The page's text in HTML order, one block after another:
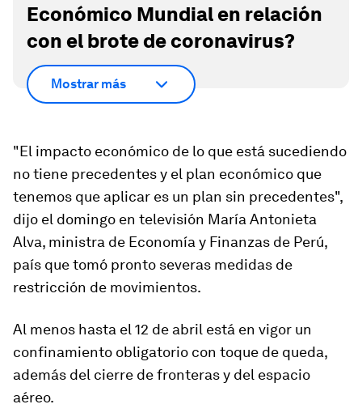
Económico Mundial en relación
con el brote de coronavirus?
Mostrar más
"El impacto económico de lo que está sucediendo
no tiene precedentes y el plan económico que
tenemos que aplicar es un plan sin precedentes",
dijo el domingo en televisión María Antonieta
Alva, ministra de Economía y Finanzas de Perú,
país que tomó pronto severas medidas de
restricción de movimientos.
Al menos hasta el 12 de abril está en vigor un
confinamiento obligatorio con toque de queda,
además del cierre de fronteras y del espacio
aéreo.